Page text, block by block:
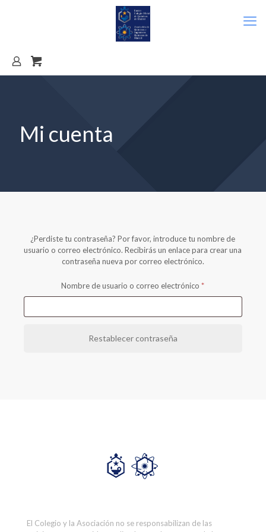
Mi cuenta
¿Perdiste tu contraseña? Por favor, introduce tu nombre de
usuario o correo electrónico. Recibirás un enlace para crear una
contraseña nueva por correo electrónico.
Nombre de usuario o correo electrónico*Obligatorio
Restablecer contraseña
El Colegio y la Asociación no se responsabilizan de las